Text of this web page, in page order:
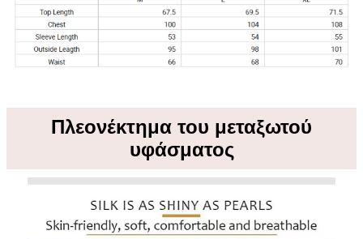
Πλεονέκτημα του μεταξωτού
υφάσματος